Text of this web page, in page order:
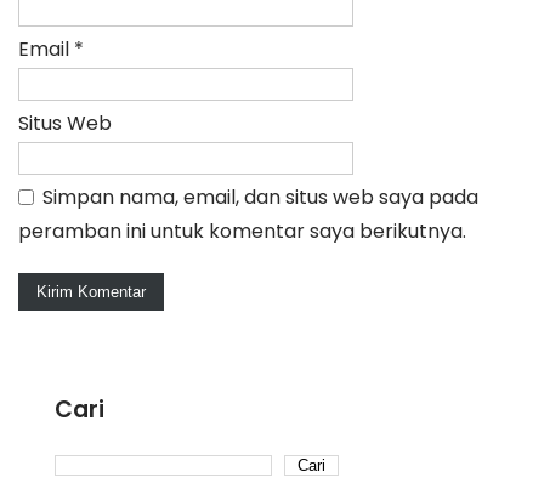
Email *
Situs Web
Simpan nama, email, dan situs web saya pada
peramban ini untuk komentar saya berikutnya.
Cari
Cari